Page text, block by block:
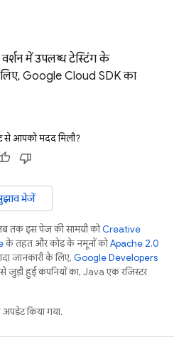
वर्शन में उपलब्ध टेस्टिंग के
Google Cloud SDK का
से आपको मदद मिली?
भेजें
इस पेज की सामग्री कोCreative
के तहत और कोड के नमूनों कोApache 2.0
जानकारी के लिए, Google Developers
हुई कंपनियों का, Java एक रजिस्टर
किया गया.